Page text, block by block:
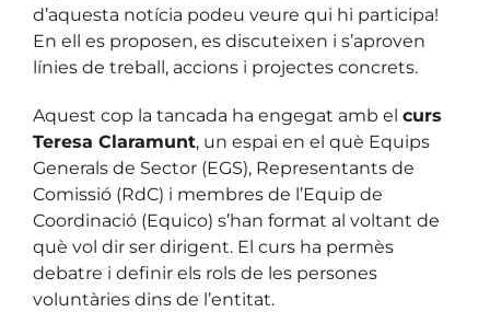
d’aquesta notícia podeu veure qui hi participa!
En ell es proposen, es discuteixen i s’aproven
línies de treball, accions i projectes concrets.
Aquest cop la tancada ha engegat amb el curs
Teresa Claramunt, un espai en el què Equips
Generals de Sector (EGS), Representants de
Comissió (RdC) i membres de l’Equip de
Coordinació (Equico) s’han format al voltant de
què vol dir ser dirigent. El curs ha permès
debatre i definir els rols de les persones
voluntàries dins de l’entitat.